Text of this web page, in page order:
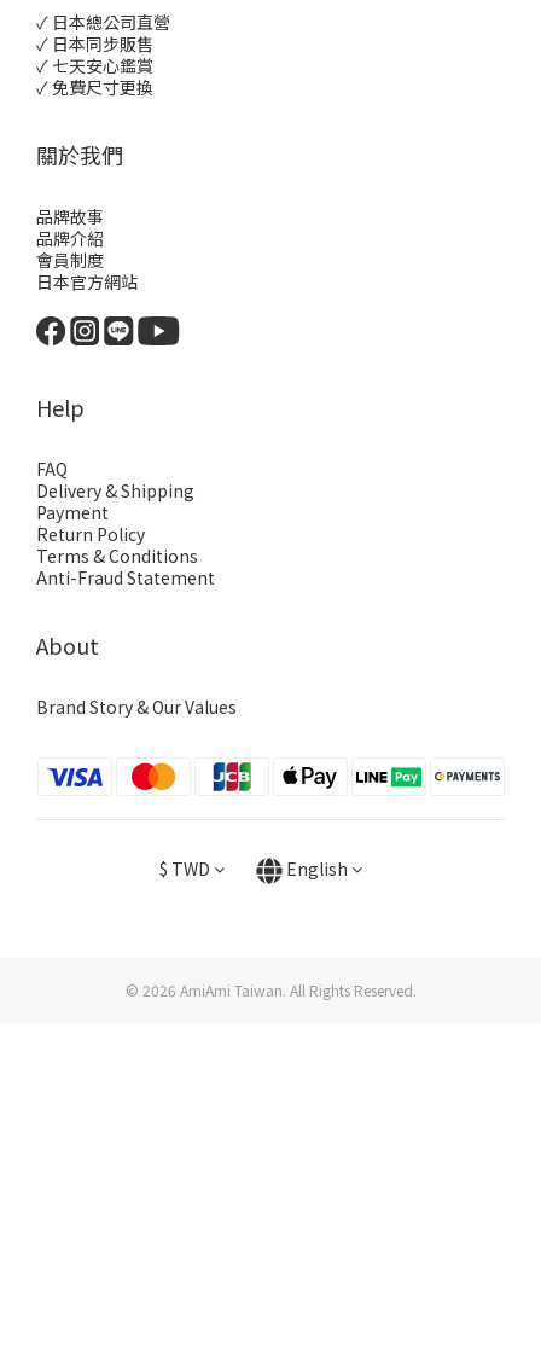
✓ 日本總公司直營
✓ 日本同步販售
✓ 七天安心鑑賞
✓ 免費尺寸更換
關於我們
品牌故事
品牌介紹
會員制度
日本官方網站
Help
FAQ
Delivery & Shipping
Payment
Return Policy
Terms & Conditions
Anti-Fraud Statement
About
Brand Story & Our Values
$ TWD English
© 2026 AmiAmi Taiwan. All Rights Reserved.